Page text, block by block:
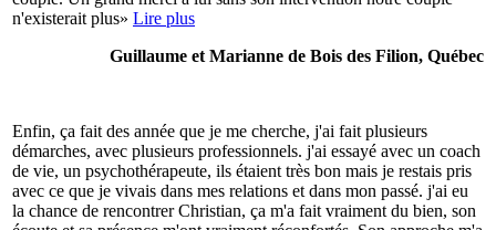
n'existerait plus» Lire plus
Guillaume et Marianne de Bois des Filion, Québec
Enfin, ça fait des année que je me cherche, j'ai fait plusieurs
démarches, avec plusieurs professionnels. j'ai essayé avec un coach
de vie, un psychothérapeute, ils étaient très bon mais je restais pris
avec ce que je vivais dans mes relations et dans mon passé. j'ai eu
la chance de rencontrer Christian, ça m'a fait vraiment du bien, son